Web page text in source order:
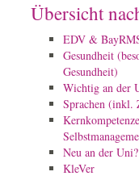
Übersicht
EDV &
Gesundheit
Gesundheit)
Wichtig an der
Sprachen (inkl.
Neu an der
KleVer